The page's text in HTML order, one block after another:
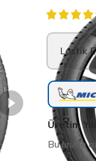
Lastik
Üretim Yılı
Bu ürüne